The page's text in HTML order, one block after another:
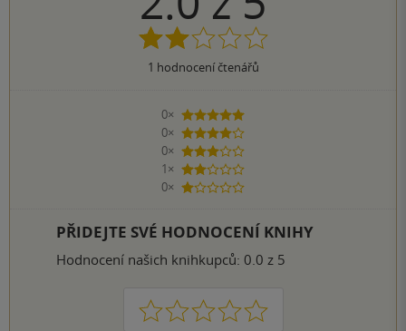
1 hodnocení čtenářů
0×
5 hvězdiček
0×
4 hvězdičky
0×
3 hvězdičky
1×
2 hvězdičky
0×
1 hvezdička
PŘIDEJTE SVÉ HODNOCENÍ KNIHY
Hodnocení našich knihkupců: 0.0 z 5
1 2 3 4 5